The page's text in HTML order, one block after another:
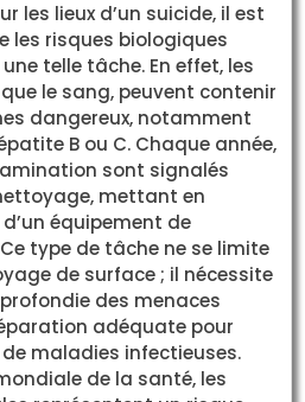
les lieux d’un suicide, il est
les risques biologiques
telle tâche. En effet, les
le sang, peuvent contenir
dangereux, notamment
B ou C. Chaque année,
sont signalés
mettant en
équipement de
type de tâche ne se limite
de surface ; il nécessite
des menaces
adéquate pour
maladies infectieuses.
de la santé, les